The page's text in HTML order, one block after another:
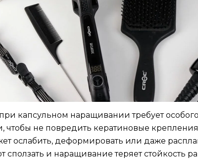
капсульном наращивании требует
чтобы не повредить кератиновые
ослабить, деформировать или даже
сползать и наращивание теряет стойкость